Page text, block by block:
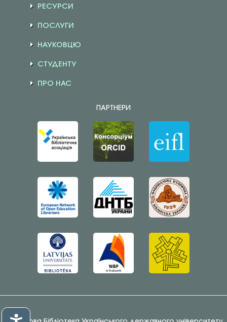
РЕСУРСИ
ПОСЛУГИ
НАУКОВЦЮ
СТУДЕНТУ
ПРО НАС
ПАРТНЕРИ